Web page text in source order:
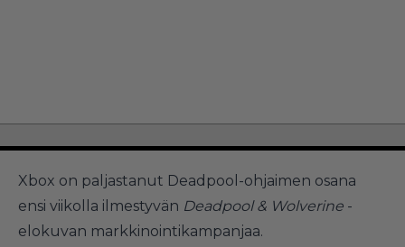
Xbox on paljastanut Deadpool-ohjaimen osana
ensi viikolla ilmestyvän Deadpool & Wolverine -
elokuvan markkinointikampanjaa.